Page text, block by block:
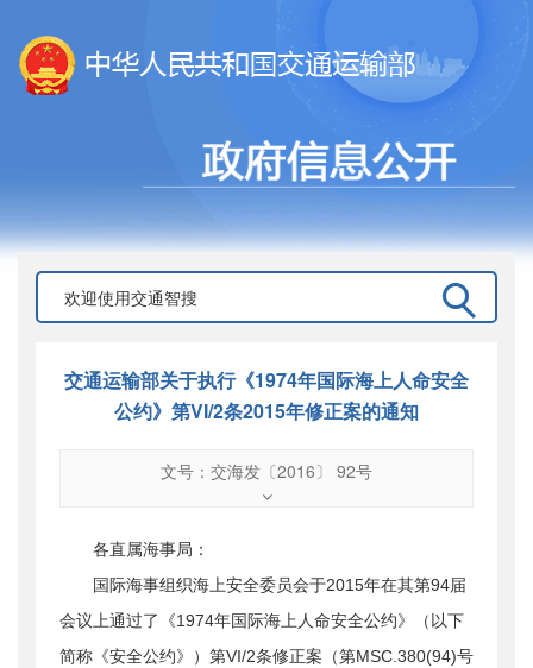
交通运输部关于执行《1974年国际海上人命安全
公约》第VI/2条2015年修正案的通知
文号：交海发〔2016〕 92号
交海发〔2016〕 92号
公开日期：2016年06月06日
主题词：
海上任人公约;集装箱;
机构分类 ：海事局
主题分类：安全质量
各直属海事局：
国际海事组织海上安全委员会于2015年在其第94届
会议上通过了《1974年国际海上人命安全公约》（以下
简称《安全公约》）第VI/2条修正案（第MSC.380(94)号